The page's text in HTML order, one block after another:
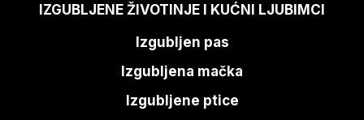
IZGUBLJENE ŽIVOTINJE I KUĆNI LJUBIMCI
Izgubljen pas
Izgubljena mačka
Izgubljene ptice